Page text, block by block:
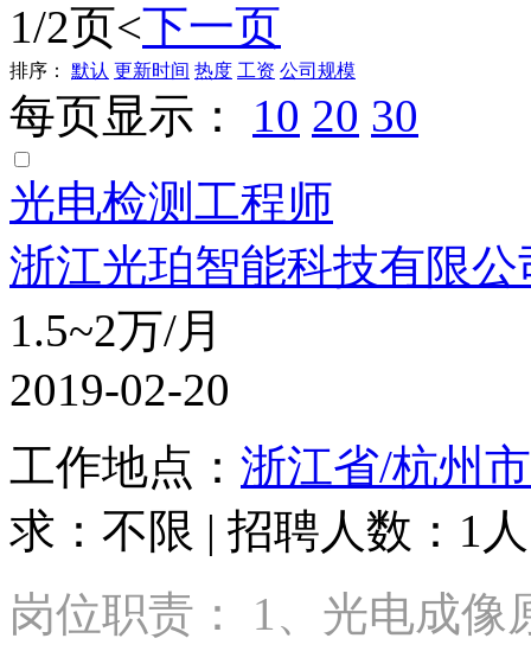
1/2页<下一页
排序： 默认 更新时间 热度 工资 公司规模
每页显示： 10 20 30
光电检测工程师
浙江光珀智能科技有限公
1.5~2万/月
2019-02-20
工作地点： 浙江省/杭州市
求：不限 | 招聘人数：1
岗位职责： 1、光电成